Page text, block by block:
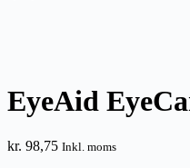
EyeAid
kr. 98,75 Inkl. moms